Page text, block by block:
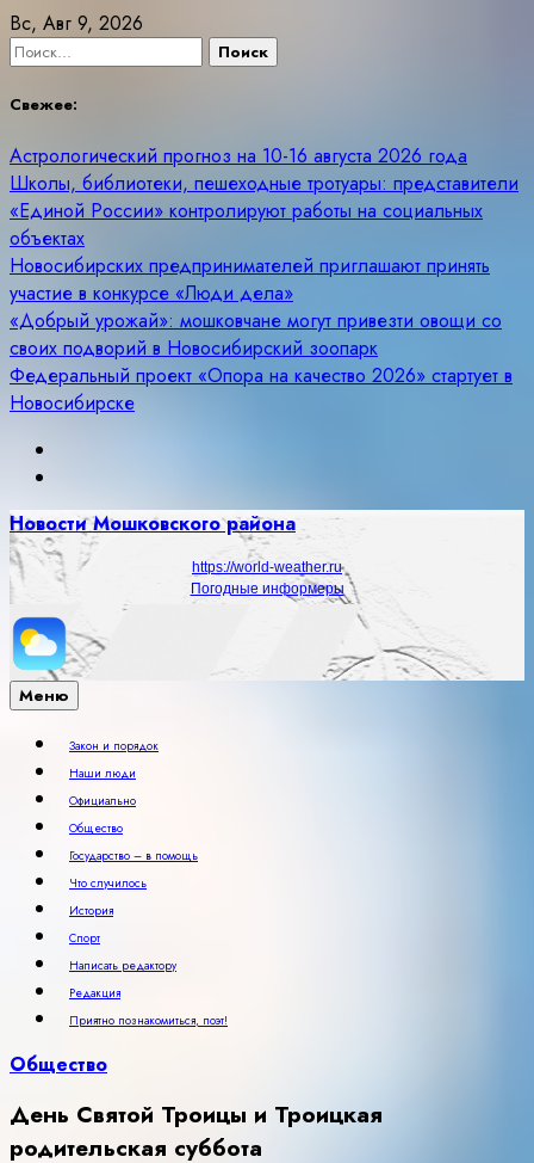
Skip
to
Вс, Авг 9, 2026
Найти:
Свежее:
Астрологический прогноз на 10-16 августа 2026 года
Школы, библиотеки, пешеходные тротуары: представители
«Единой России» контролируют работы на социальных
объектах
Новосибирских предпринимателей приглашают принять
участие в конкурсе «Люди дела»
«Добрый урожай»: мошковчане могут привезти овощи со
своих подворий в Новосибирский зоопарк
Федеральный проект «Опора на качество 2026» стартует в
Новосибирске
Новости Мошковского района
https://world-weather.ru
Погодные информеры
Меню
Закон и порядок
Наши люди
Официально
Общество
Государство – в помощь
Что случилось
История
Спорт
Написать редактору
Редакция
Приятно познакомиться, поэт!
Общество
День Святой Троицы и Троицкая
родительская суббота